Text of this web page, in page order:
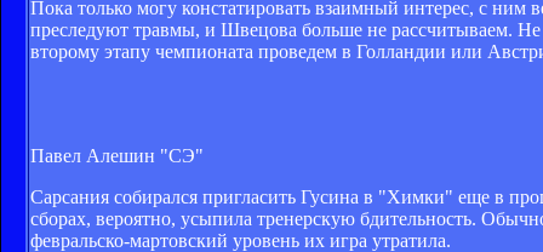
Пока только могу констатировать взаимный интерес, с ним
преследуют травмы, и Швецова больше не рассчитываем.
второму этапу чемпионата проведем в Голландии или
Павел Алешин "СЭ"
Сарсания собирался пригласить Гусина в "Химки" еще в
сборах, вероятно, усыпила тренерскую бдительность.
февральско-мартовский уровень их игра утратила.